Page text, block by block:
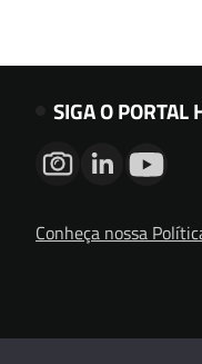
SIGA O PORTAL
Conheça nossa